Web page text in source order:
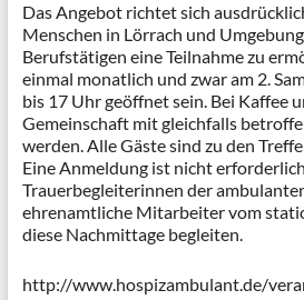
Das Angebot richtet sich
Menschen in Lörrach und
Berufstätigen eine Teilnahme zu
einmal monatlich und zwar am 2.
bis 17 Uhr geöffnet sein. Bei Kaffee
Gemeinschaft mit gleichfalls
werden. Alle Gäste sind zu den
Eine Anmeldung ist nicht
Trauerbegleiterinnen der
ehrenamtliche Mitarbeiter vom
diese Nachmittage begleiten.
http://www.hospizambulant.de/